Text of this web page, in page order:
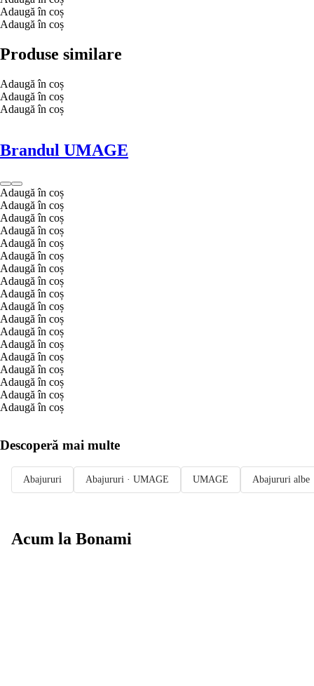
Adaugă în coș
Adaugă în coș
Produse similare
Adaugă în coș
Adaugă în coș
Adaugă în coș
Brandul UMAGE
Adaugă în coș
Adaugă în coș
Adaugă în coș
Adaugă în coș
Adaugă în coș
Adaugă în coș
Adaugă în coș
Adaugă în coș
Adaugă în coș
Adaugă în coș
Adaugă în coș
Adaugă în coș
Adaugă în coș
Adaugă în coș
Adaugă în coș
Adaugă în coș
Adaugă în coș
Adaugă în coș
Descoperă mai multe
Abajururi Abajururi · UMAGE UMAGE Abajururi albe
Acum la Bonami